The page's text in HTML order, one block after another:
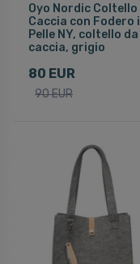
Oyo Nordic Coltello
Caccia con Fodero
Pelle NY, coltello da
caccia, grigio
80 EUR
90 EUR